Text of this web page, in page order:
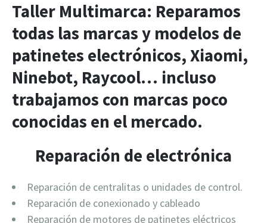
Taller Multimarca: Reparamos
todas las marcas y modelos de
patinetes electrónicos, Xiaomi,
Ninebot, Raycool… incluso
trabajamos con marcas poco
conocidas en el mercado.
Reparación de electrónica
Reparación de centralitas o unidades de control.
Reparación de conexionado y cableado
Reparación de motores de patinetes eléctricos